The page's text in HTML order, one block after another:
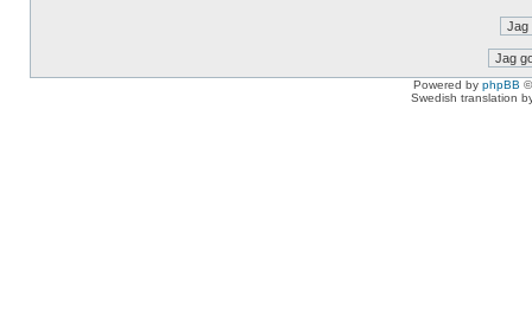
Powered by phpBB
Swedish translation